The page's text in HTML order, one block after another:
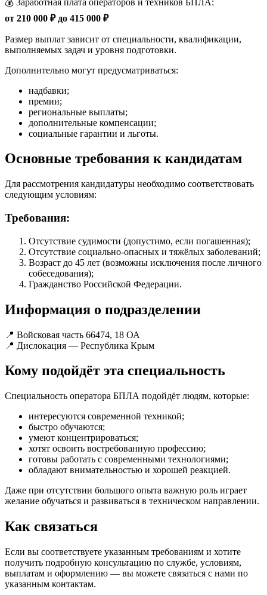
от 210 000 ₽ до 415 000 ₽
Размер выплат зависит от специальности, квалификации,
выполняемых задач и уровня подготовки.
Дополнительно могут предусматриваться:
надбавки;
премии;
региональные выплаты;
дополнительные компенсации;
социальные гарантии и льготы.
Основные требования к кандидатам
Для рассмотрения кандидатуры необходимо соответствовать
следующим условиям:
Требования:
Отсутствие судимости (допустимо, если погашенная);
Отсутствие социально-опасных и тяжёлых заболеваний;
Возраст до 45 лет (возможны исключения после личного
собеседования);
Гражданство Российской Федерации.
Информация о подразделении
📍 Войсковая часть 66474, 18 ОА
📍 Дислокация — Республика Крым
Кому подойдёт эта специальность
Специальность оператора БПЛА подойдёт людям, которые:
интересуются современной техникой;
быстро обучаются;
умеют концентрироваться;
хотят освоить востребованную профессию;
готовы работать с современными технологиями;
обладают внимательностью и хорошей реакцией.
Даже при отсутствии большого опыта важную роль играет
желание обучаться и развиваться в техническом направлении.
Как связаться
Если вы соответствуете указанным требованиям и хотите
получить подробную консультацию по службе, условиям,
выплатам и оформлению — вы можете связаться с нами по
указанным контактам.